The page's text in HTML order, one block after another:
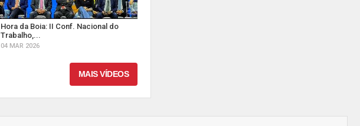
Hora da Boia: II Conf. Nacional do
Trabalho,...
04 MAR 2026
MAIS VÍDEOS